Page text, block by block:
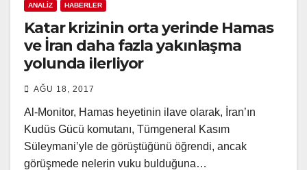
ANALIZ HABERLER
Katar krizinin orta yerinde Hamas
ve İran daha fazla yakınlaşma
yolunda ilerliyor
AĞU 18, 2017
Al-Monitor, Hamas heyetinin ilave olarak, İran’ın
Kudüs Gücü komutanı, Tümgeneral Kasım
Süleymani’yle de görüştüğünü öğrendi, ancak
görüşmede nelerin vuku bulduğuna…